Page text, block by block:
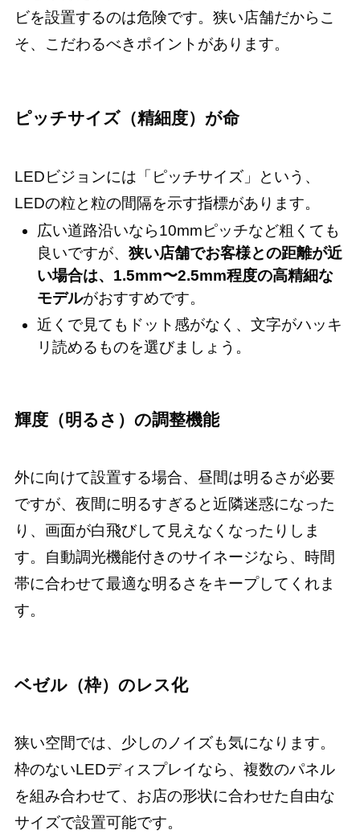
ビを設置するのは危険です。狭い店舗だからこ
そ、こだわるべきポイントがあります。
ピッチサイズ（精細度）が命
LEDビジョンには「ピッチサイズ」という、
LEDの粒と粒の間隔を示す指標があります。
広い道路沿いなら10mmピッチなど粗くても
良いですが、狭い店舗でお客様との距離が近
い場合は、1.5mm〜2.5mm程度の高精細な
モデルがおすすめです。
近くで見てもドット感がなく、文字がハッキ
リ読めるものを選びましょう。
輝度（明るさ）の調整機能
外に向けて設置する場合、昼間は明るさが必要
ですが、夜間に明るすぎると近隣迷惑になった
り、画面が白飛びして見えなくなったりしま
す。自動調光機能付きのサイネージなら、時間
帯に合わせて最適な明るさをキープしてくれま
す。
ベゼル（枠）のレス化
狭い空間では、少しのノイズも気になります。
枠のないLEDディスプレイなら、複数のパネル
を組み合わせて、お店の形状に合わせた自由な
サイズで設置可能です。